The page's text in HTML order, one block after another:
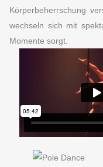
Körperbeherrschung
wechseln sich mit
Momente sorgt.